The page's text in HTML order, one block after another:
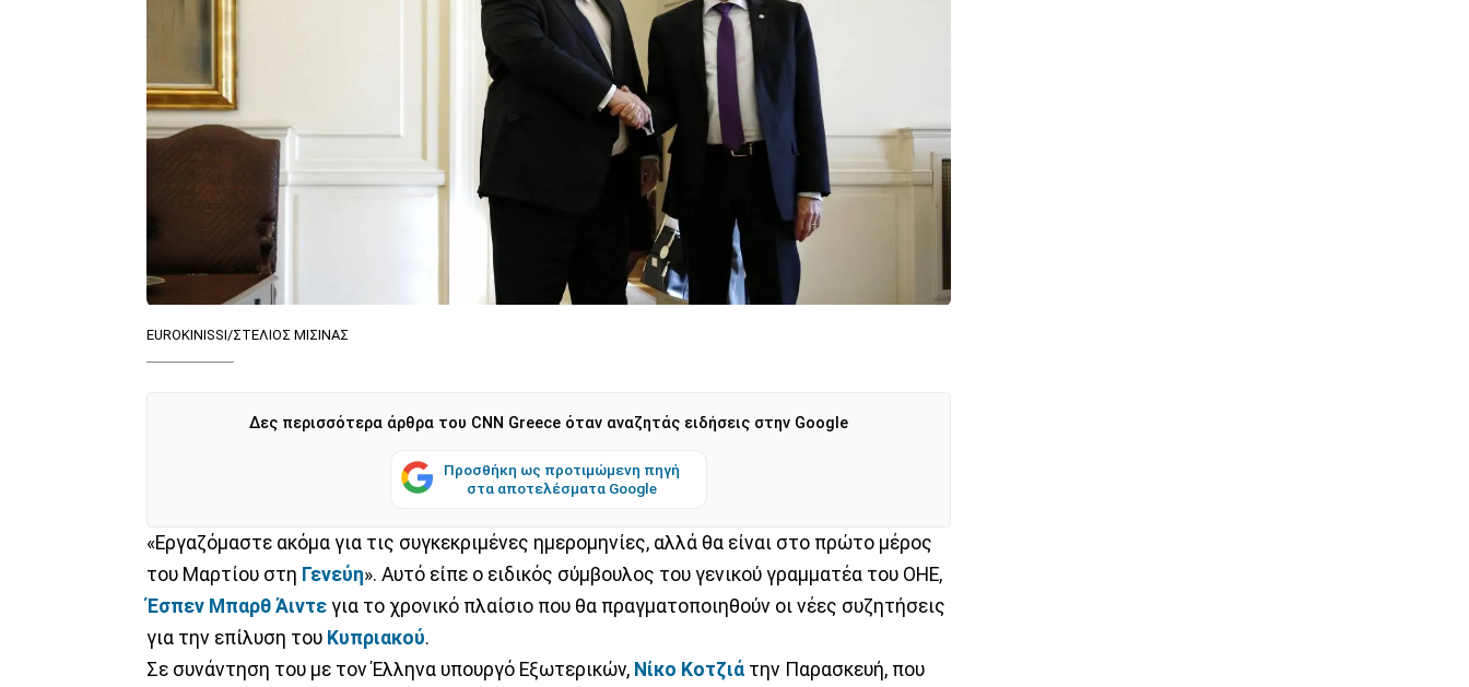
EUROKINISSI/ΣΤΕΛΙΟΣ ΜΙΣΙΝΑΣ
Δες περισσότερα άρθρα του CNN Greece όταν αναζητάς ειδήσεις στην Google
Προσθήκη ως προτιμώμενη πηγή
στα αποτελέσματα Google
«Εργαζόμαστε ακόμα για τις συγκεκριμένες ημερομηνίες, αλλά θα είναι στο πρώτο μέρος
του Μαρτίου στη Γενεύη». Αυτό είπε ο ειδικός σύμβουλος του γενικού γραμματέα του ΟΗΕ,
Έσπεν Μπαρθ Άιντε για το χρονικό πλαίσιο που θα πραγματοποιηθούν οι νέες συζητήσεις
για την επίλυση του Κυπριακού.
Σε συνάντηση του με τον Έλληνα υπουργό Εξωτερικών, Νίκο Κοτζιά την Παρασκευή, που